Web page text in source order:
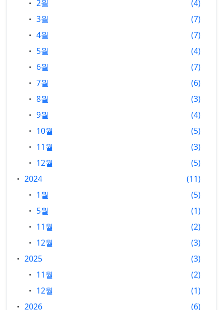
2월
4
3월
7
4월
7
5월
4
6월
7
7월
6
8월
3
9월
4
10월
5
11월
3
12월
5
2024
11
1월
5
5월
1
11월
2
12월
3
2025
3
11월
2
12월
1
2026
6